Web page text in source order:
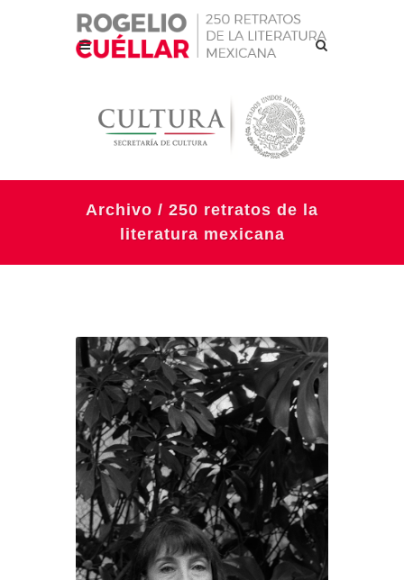
Archivo / 250 retratos de la
literatura mexicana